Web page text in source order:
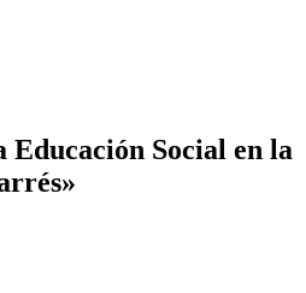
Educación Social en la